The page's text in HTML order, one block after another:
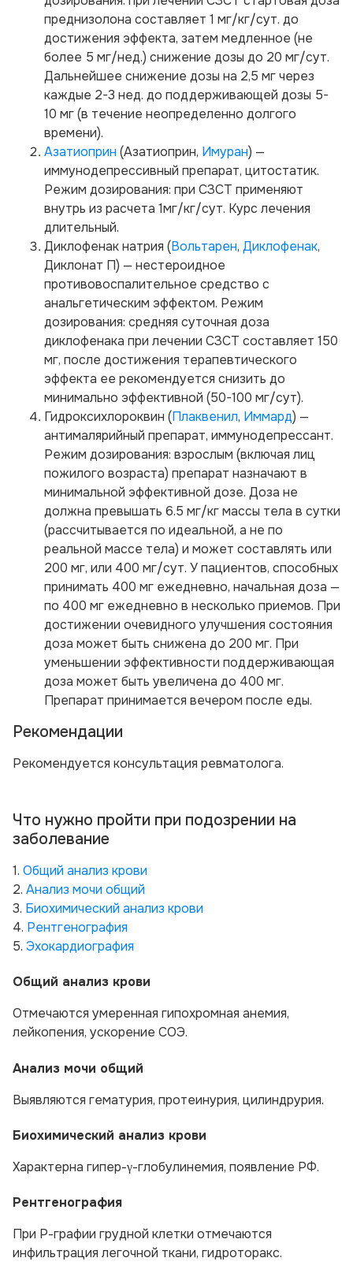
преднизолона составляет 1 мг/кг/сут. до
достижения эффекта, затем медленное (не
более 5 мг/нед.) снижение дозы до 20 мг/сут.
Дальнейшее снижение дозы на 2,5 мг через
каждые 2-3 нед. до поддерживающей дозы 5-
10 мг (в течение неопределенно долгого
времени).
Азатиоприн (Азатиоприн, Имуран) —
иммунодепрессивный препарат, цитостатик.
Режим дозирования: при СЗСТ применяют
внутрь из расчета 1мг/кг/сут. Курс лечения
длительный.
Диклофенак натрия (Вольтарен, Диклофенак,
Диклонат П) — нестероидное
противовоспалительное средство с
анальгетическим эффектом. Режим
дозирования: средняя суточная доза
диклофенака при лечении СЗСТ составляет 150
мг, после достижения терапевтического
эффекта ее рекомендуется снизить до
минимально эффективной (50-100 мг/сут).
Гидроксихлороквин (Плаквенил, Иммард) —
антималярийный препарат, иммунодепрессант.
Режим дозирования: взрослым (включая лиц
пожилого возраста) препарат назначают в
минимальной эффективной дозе. Доза не
должна превышать 6.5 мг/кг массы тела в сутки
(рассчитывается по идеальной, а не по
реальной массе тела) и может составлять или
200 мг, или 400 мг/сут. У пациентов, способных
принимать 400 мг ежедневно, начальная доза —
по 400 мг ежедневно в несколько приемов. При
достижении очевидного улучшения состояния
доза может быть снижена до 200 мг. При
уменьшении эффективности поддерживающая
доза может быть увеличена до 400 мг.
Препарат принимается вечером после еды.
Рекомендации
Рекомендуется консультация ревматолога.
Что нужно пройти при подозрении на
заболевание
1. Общий анализ крови
2. Анализ мочи общий
3. Биохимический анализ крови
4. Рентгенография
5. Эхокардиография
Общий анализ крови
Отмечаются умеренная гипохромная анемия,
лейкопения, ускорение СОЭ.
Анализ мочи общий
Выявляются гематурия, протеинурия, цилиндрурия.
Биохимический анализ крови
Характерна гипер-γ-глобулинемия, появление РФ.
Рентгенография
При Р-графии грудной клетки отмечаются
инфильтрация легочной ткани, гидроторакс.